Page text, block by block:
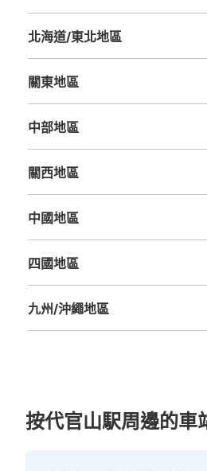
北海道/東北地區
關東地區
中部地區
關西地區
中國地區
四國地區
九州/沖繩地區
按代官山駅周邊的車